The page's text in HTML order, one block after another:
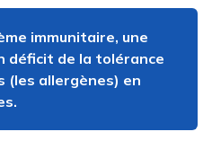
immunitaire, une
déficit de la tolérance
(les allergènes) en